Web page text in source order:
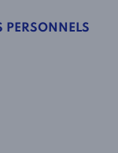
PERSONNELS